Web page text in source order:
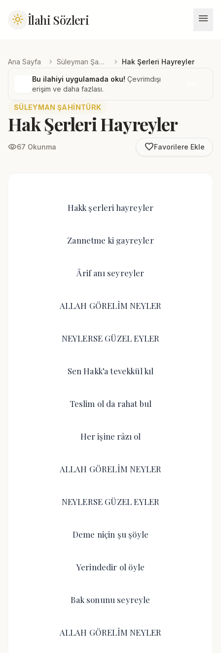
light_mode İlahi Sözleri menu
Ana Sayfa chevron_right Süleyman Şahintürk chevron_right Hak Şerleri Hayreyler
Bu ilahiyi uygulamada oku! Çevrimdışı
erişim ve daha fazlası.
SÜLEYMAN ŞAHINTÜRK
Hak Şerleri Hayreyler
visibility67 Okunma favorite_borderFavorilere Ekle
Hakk şerleri hayreyler
Zannetme ki gayreyler
Ârif anı seyreyler
ALLAH GÖRELİM NEYLER
NEYLERSE GÜZEL EYLER
Sen Hakk’a tevekkül kıl
Teslim ol da rahat bul
Her işine râzı ol
ALLAH GÖRELİM NEYLER
NEYLERSE GÜZEL EYLER
Deme niçin şu şöyle
Yerindedir ol öyle
Bak sonunu seyreyle
ALLAH GÖRELİM NEYLER